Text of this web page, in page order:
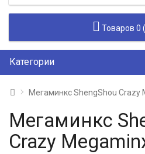
Товаров 0
Категории
Мегаминкс ShengShou Crazy
Мегаминкс
Crazy